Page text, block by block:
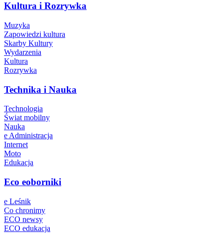
Kultura i Rozrywka
Muzyka
Zapowiedzi kultura
Skarby Kultury
Wydarzenia
Kultura
Rozrywka
Technika i Nauka
Technologia
Świat mobilny
Nauka
e Administracja
Internet
Moto
Edukacja
Eco eoborniki
e Leśnik
Co chronimy
ECO newsy
ECO edukacja